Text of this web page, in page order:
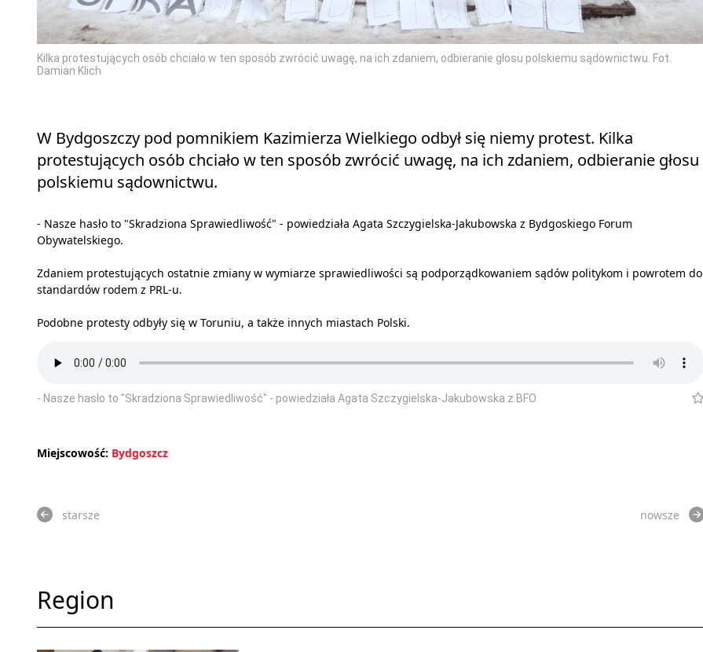
Kilka protestujących osób chciało w ten sposób zwrócić uwagę, na ich zdaniem, odbieranie głosu polskiemu sądownictwu. Fot.
Damian Klich
W Bydgoszczy pod pomnikiem Kazimierza Wielkiego odbył się niemy protest. Kilka
protestujących osób chciało w ten sposób zwrócić uwagę, na ich zdaniem, odbieranie głosu
polskiemu sądownictwu.
- Nasze hasło to "Skradziona Sprawiedliwość" - powiedziała Agata Szczygielska-Jakubowska z Bydgoskiego Forum
Obywatelskiego.
Zdaniem protestujących ostatnie zmiany w wymiarze sprawiedliwości są podporządkowaniem sądów politykom i powrotem do
standardów rodem z PRL-u.
Podobne protesty odbyły się w Toruniu, a także innych miastach Polski.
- Nasze hasło to "Skradziona Sprawiedliwość" - powiedziała Agata Szczygielska-Jakubowska z BFO
Miejscowość: Bydgoszcz
starsze nowsze
Region